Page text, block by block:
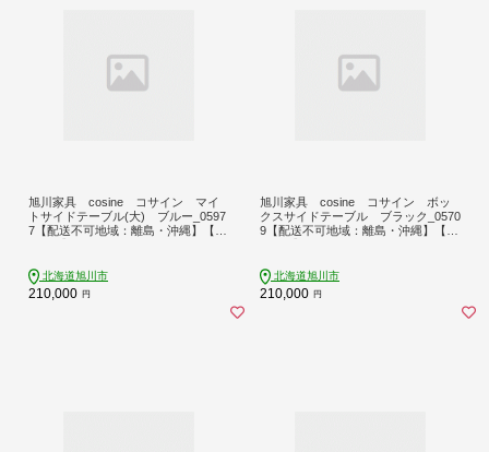
旭川家具 cosine コサイン マイ
トサイドテーブル(大) ブルー_0597
7【配送不可地域：離島・沖縄】【17
北海道旭川市
210,000 円
旭川家具 cosine コサイン ボッ
クスサイドテーブル ブラック_0570
9【配送不可地域：離島・沖縄】【17
北海道旭川市
210,000 円